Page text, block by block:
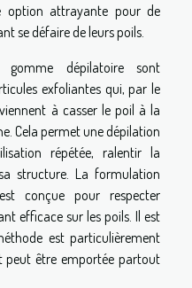
option attrayante pour de
se défaire de leurs poils.
dépilatoire sont
exfoliantes qui, par le
à casser le poil à la
Cela permet une dépilation
répétée, ralentir la
structure. La formulation
conçue pour respecter
efficace sur les poils. Il est
est particulièrement
peut être emportée partout